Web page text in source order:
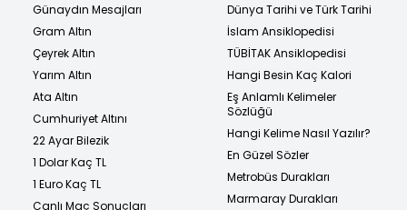
Günaydın Mesajları
Gram Altın
Çeyrek Altın
Yarım Altın
Ata Altın
Cumhuriyet Altını
22 Ayar Bilezik
1 Dolar Kaç TL
1 Euro Kaç TL
Canlı Maç Sonuçları
Dünya Tarihi ve Türk Tarihi
İslam Ansiklopedisi
TÜBİTAK Ansiklopedisi
Hangi Besin Kaç Kalori
Eş Anlamlı Kelimeler
Sözlüğü
Hangi Kelime Nasıl Yazılır?
En Güzel Sözler
Metrobüs Durakları
Marmaray Durakları